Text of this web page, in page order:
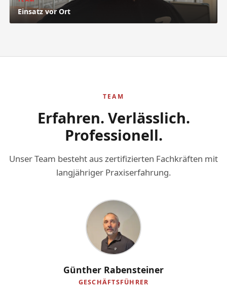
Einsatz vor Ort
TEAM
Erfahren. Verlässlich.
Professionell.
Unser Team besteht aus zertifizierten Fachkräften mit
langjähriger Praxiserfahrung.
Günther Rabensteiner
GESCHÄFTSFÜHRER